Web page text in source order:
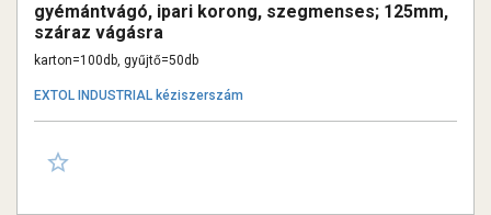
gyémántvágó, ipari korong, szegmenses; 125mm,
száraz vágásra
karton=100db, gyűjtő=50db
EXTOL INDUSTRIAL kéziszerszám